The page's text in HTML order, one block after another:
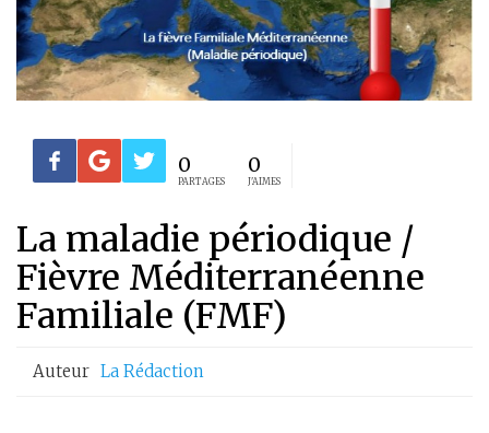
0
PARTAGES
0
J'AIMES
La maladie périodique /
Fièvre Méditerranéenne
Familiale (FMF)
Auteur La Rédaction